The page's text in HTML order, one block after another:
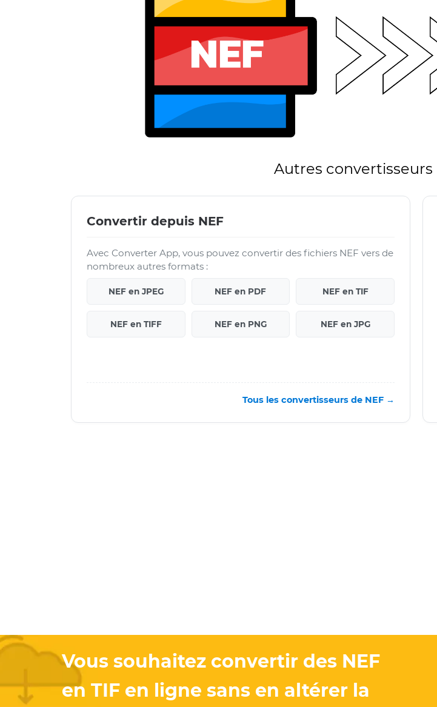
Autres convertisseurs
Convertir depuis NEF
Avec Converter App, vous pouvez convertir des fichiers NEF vers de
nombreux autres formats :
NEF en JPEG NEF en PDF NEF en TIF
NEF en TIFF NEF en PNG NEF en JPG
Tous les convertisseurs de NEF →
Vous souhaitez convertir des NEF
en TIF en ligne sans en altérer la